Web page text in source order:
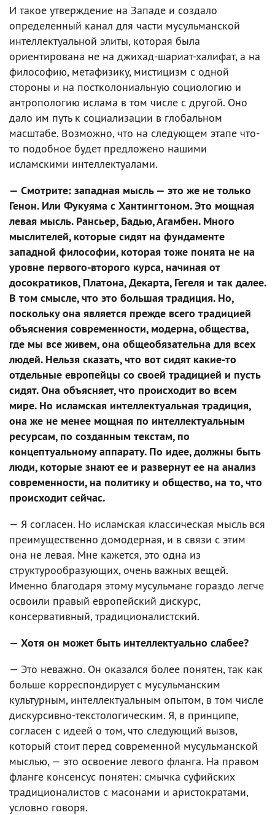
И такое утверждение на Западе и создало
определенный канал для части мусульманской
интеллектуальной элиты, которая была
ориентирована не на джихад-шариат-халифат, а на
философию, метафизику, мистицизм с одной
стороны и на постколониальную социологию и
антропологию ислама в том числе с другой. Оно
дало им путь к социализации в глобальном
масштабе. Возможно, что на следующем этапе что-
то подобное будет предложено нашими
исламскими интеллектуалами.
— Смотрите: западная мысль — это же не только
Генон. Или Фукуяма с Хантингтоном. Это мощная
левая мысль. Рансьер, Бадью, Агамбен. Много
мыслителей, которые сидят на фундаменте
западной философии, которая тоже понята не на
уровне первого-второго курса, начиная от
досократиков, Платона, Декарта, Гегеля и так далее.
В том смысле, что это большая традиция. Но,
поскольку она является прежде всего традицией
объяснения современности, модерна, общества,
где мы все живем, она общеобязательна для всех
людей. Нельзя сказать, что вот сидят какие-то
отдельные европейцы со своей традицией и пусть
сидят. Она объясняет, что происходит во всем
мире. Но исламская интеллектуальная традиция,
она же не менее мощная по интеллектуальным
ресурсам, по созданным текстам, по
концептуальному аппарату. По идее, должны быть
люди, которые знают ее и развернут ее на анализ
современности, на политику и общество, на то, что
происходит сейчас.
— Я согласен. Но исламская классическая мысль вся
преимущественно домодерная, и в связи с этим
она не левая. Мне кажется, это одна из
структурообразующих, очень важных вещей.
Именно благодаря этому мусульмане гораздо легче
освоили правый европейский дискурс,
консервативный, традиционалистский.
— Хотя он может быть интеллектуально слабее?
— Это неважно. Он оказался более понятен, так как
больше корреспондирует с мусульманским
культурным, интеллектуальным опытом, в том числе
дискурсивно-текстологическим. Я, в принципе,
согласен с идеей о том, что следующий вызов,
который стоит перед современной мусульманской
мыслью, — это освоение левого фланга. На правом
фланге консенсус понятен: смычка суфийских
традиционалистов с масонами и аристократами,
условно говоря.